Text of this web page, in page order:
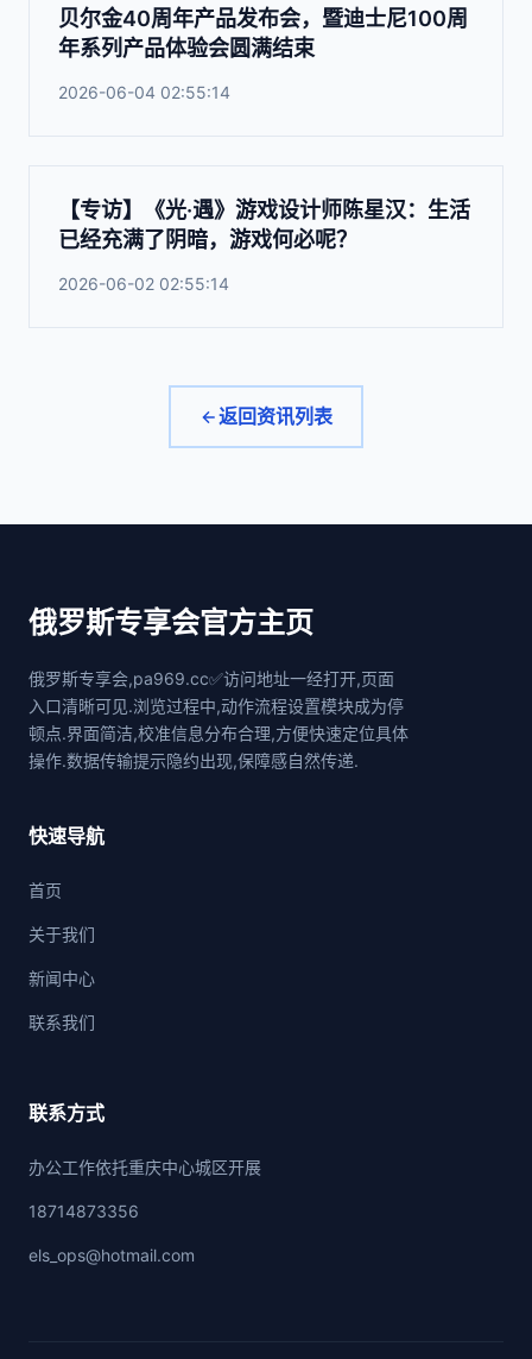
贝尔金40周年产品发布会，暨迪士尼100周
年系列产品体验会圆满结束
2026-06-04 02:55:14
【专访】《光·遇》游戏设计师陈星汉：生活
已经充满了阴暗，游戏何必呢？
2026-06-02 02:55:14
返回资讯列表
俄罗斯专享会官方主页
俄罗斯专享会,pa969.cc✅访问地址一经打开,页面
入口清晰可见.浏览过程中,动作流程设置模块成为停
顿点.界面简洁,校准信息分布合理,方便快速定位具体
操作.数据传输提示隐约出现,保障感自然传递.
快速导航
首页
关于我们
新闻中心
联系我们
联系方式
办公工作依托重庆中心城区开展
18714873356
els_ops@hotmail.com